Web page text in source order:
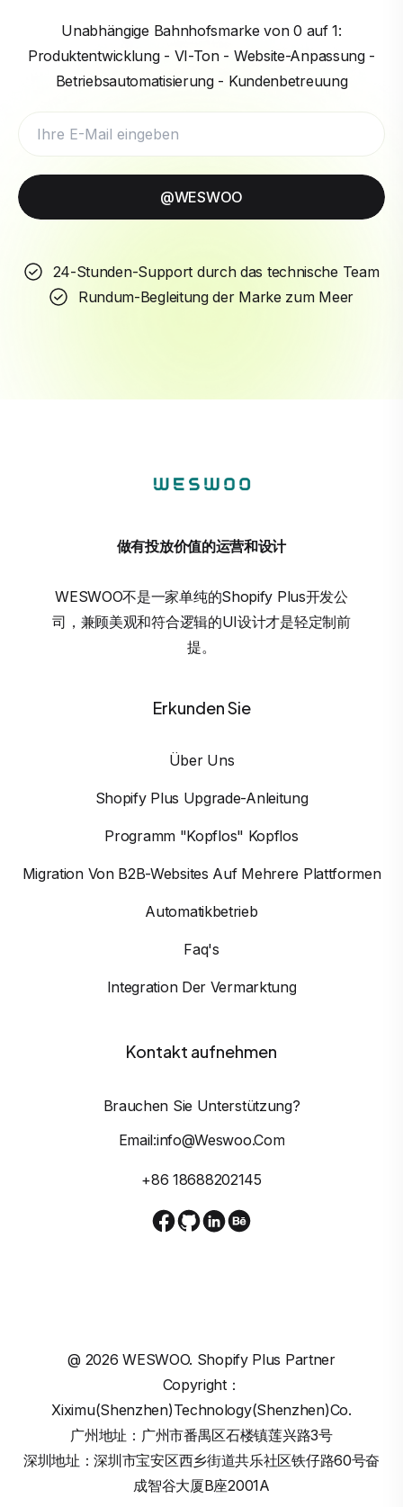
Unabhängige Bahnhofsmarke von 0 auf 1:
Produktentwicklung - VI-Ton - Website-Anpassung -
Betriebsautomatisierung - Kundenbetreuung
@WESWOO
24-Stunden-Support durch das technische Team
Rundum-Begleitung der Marke zum Meer
做有投放价值的运营和设计
WESWOO不是一家单纯的Shopify Plus开发公
司，兼顾美观和符合逻辑的UI设计才是轻定制前
提。
Erkunden Sie
Über Uns
Shopify Plus Upgrade-Anleitung
Programm "Kopflos" Kopflos
Migration Von B2B-Websites Auf Mehrere Plattformen
Automatikbetrieb
Faq's
Integration Der Vermarktung
Kontakt aufnehmen
Brauchen Sie Unterstützung?
Email:info@weswoo.com
+86 18688202145
@ 2026 WESWOO. Shopify Plus Partner
Copyright：
Xiximu(Shenzhen)Technology(Shenzhen)Co.
广州地址：广州市番禺区石楼镇莲兴路3号
深圳地址：深圳市宝安区西乡街道共乐社区铁仔路60号奋
成智谷大厦B座2001A